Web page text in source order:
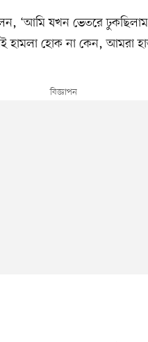
‘আমি যখন ভেতরে
হামলা হোক না কেন, আমরা